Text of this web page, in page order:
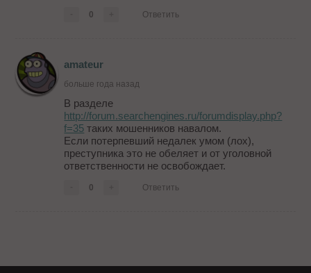
0 Ответить
amateur
больше года назад
В разделе
http://forum.searchengines.ru/forumdisplay.php?
f=35 таких мошенников навалом.
Если потерпевший недалек умом (лох),
преступника это не обеляет и от уголовной
ответственности не освобождает.
0 Ответить